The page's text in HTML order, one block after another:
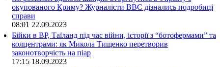
окупованого Криму? Журналісти ВВС дізнались подробиці
справи
08:01 22.09.2023
Бійки в ВР, Таїланд під час війни, історії з “ботофермами” та
колцентрами: як Микола Тищенко перетворив
законотворчість на піар
17:15 18.09.2023